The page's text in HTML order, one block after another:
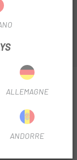
X-TRACK
ALLEMAGNE
ANDORRE